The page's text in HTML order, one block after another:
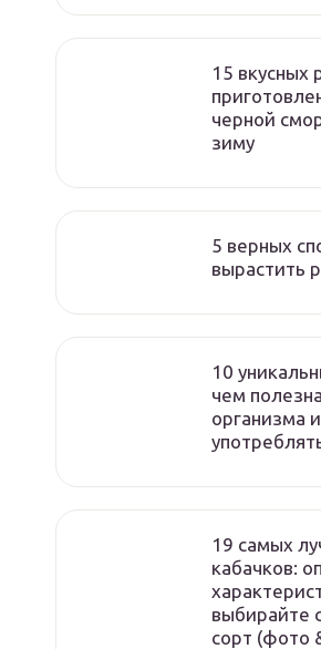
15 вкусных
черной
зиму
5 верных
вырастить
10
чем
организма
19 самых
кабачков:
выбирайте
сорт (фото